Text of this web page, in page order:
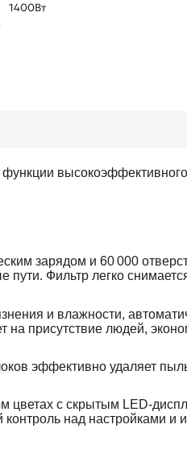
1400Вт
зарядом и 60000
пути. Фильтр легко
и влажности,
на присутствие людей,
эффективно удаляет
цветах с скрытым LED-
над настройками и